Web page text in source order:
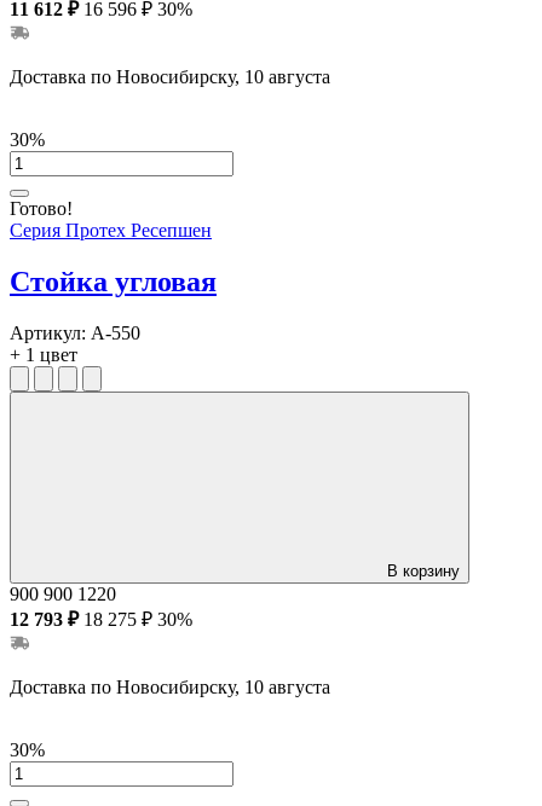
11 612 ₽ 16 596 ₽ 30%
Доставка по Новосибирску, 10 августа
30%
Готово!
Серия Протех Ресепшен
Стойка угловая
Артикул: А-550
+ 1 цвет
В корзину
900 900 1220
12 793 ₽ 18 275 ₽ 30%
Доставка по Новосибирску, 10 августа
30%